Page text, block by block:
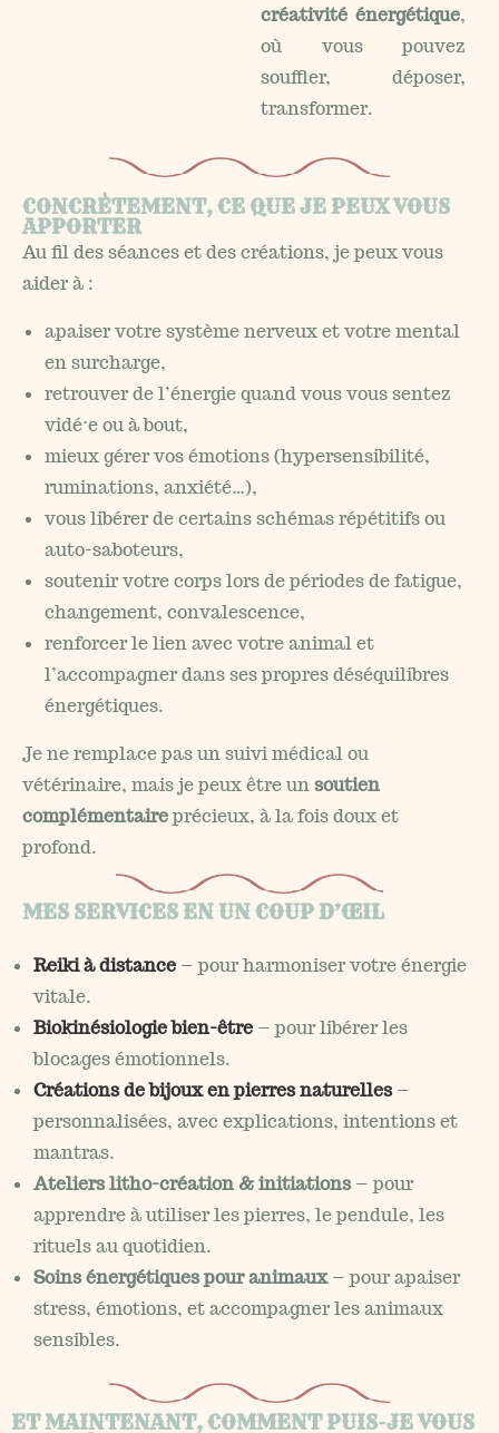
créativité énergétique,
où vous pouvez
souffler, déposer,
transformer.
CONCRÈTEMENT, CE QUE JE PEUX VOUS
APPORTER
Au fil des séances et des créations, je peux vous
aider à :
apaiser votre système nerveux et votre mental
en surcharge,
retrouver de l’énergie quand vous vous sentez
vidé·e ou à bout,
mieux gérer vos émotions (hypersensibilité,
ruminations, anxiété…),
vous libérer de certains schémas répétitifs ou
auto-saboteurs,
soutenir votre corps lors de périodes de fatigue,
changement, convalescence,
renforcer le lien avec votre animal et
l’accompagner dans ses propres déséquilibres
énergétiques.
Je ne remplace pas un suivi médical ou
vétérinaire, mais je peux être unsoutien
complémentaireprécieux, à la fois doux et
profond.
MES SERVICES EN UN COUP D’ŒIL
Reiki à distance – pour harmoniser votre énergie
vitale.
Biokinésiologie bien-être – pour libérer les
blocages émotionnels.
Créations de bijoux en pierres naturelles–
personnalisées, avec explications, intentions et
mantras.
Ateliers litho-création & initiations – pour
apprendre à utiliser les pierres, le pendule, les
rituels au quotidien.
Soins énergétiques pour animaux– pour apaiser
stress, émotions, et accompagner les animaux
sensibles.
ET MAINTENANT, COMMENT PUIS-JE VOUS